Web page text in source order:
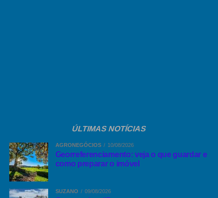
ÚLTIMAS NOTÍCIAS
AGRONEGÓCIOS 10/08/2026
Georreferenciamento: veja o que guardar e
como preparar o imóvel
SUZANO 09/08/2026